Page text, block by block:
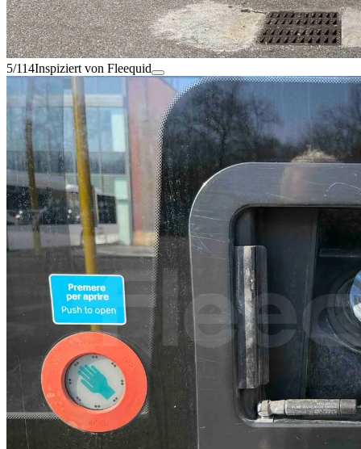
5/114Inspiziert von Fleequid